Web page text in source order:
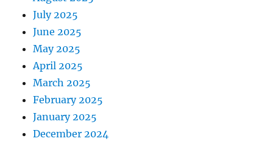
July 2025
June 2025
May 2025
April 2025
March 2025
February 2025
January 2025
December 2024